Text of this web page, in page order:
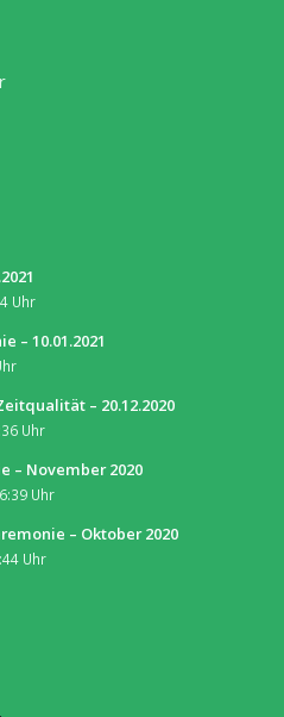
Uhr
– 10.01.2021
– 20.12.2020
Uhr
– November 2020
Uhr
– Oktober 2020
Uhr